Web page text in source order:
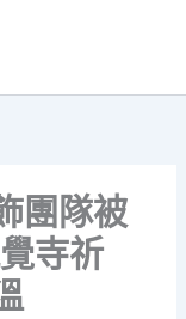
團隊被
寺祈